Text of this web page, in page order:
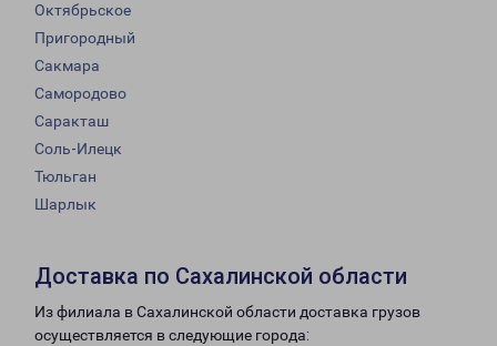
Октябрьское
Пригородный
Сакмара
Самородово
Саракташ
Соль-Илецк
Тюльган
Шарлык
Доставка по Сахалинской области
Из филиала в Сахалинской области доставка грузов
осуществляется в следующие города: